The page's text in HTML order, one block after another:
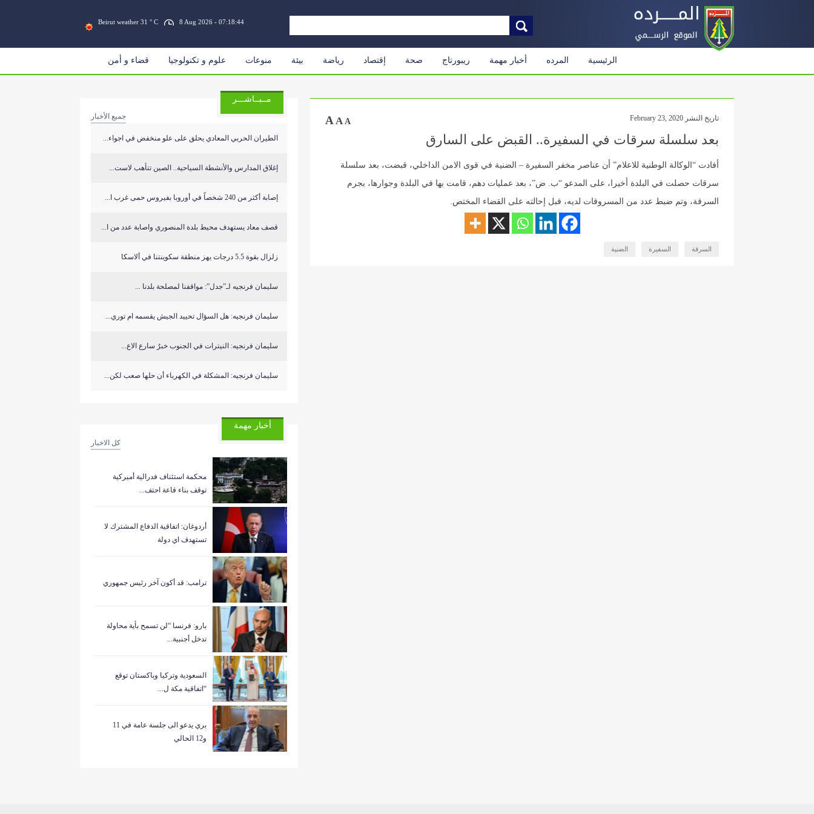
Beirut weather 31 ° C 8 Aug 2026 - 07:18:44
الرئيسية المرده أخبار مهمة ريبورتاج صحة إقتصاد رياضة بيئة منوعات علوم و تكنولوجيا قضاء و أمن
تاريخ النشر February 23, 2020 A A A
بعد سلسلة سرقات في السفيرة.. القبض على السارق
أفادت “الوكالة الوطنية للاعلام” أن عناصر مخفر السفيرة – الضنية في قوى الامن الداخلي، قبضت، بعد سلسلة
سرقات حصلت في البلدة أخيرا، على المدعو “ب. ض”، بعد عمليات دهم، قامت بها في البلدة وجوارها، بجرم
السرقة، وتم ضبط عدد من المسروقات لديه، قبل إحالته على القضاء المختص.
السرقة السفيرة الضنية
مــبــاشـــر
جميع الأخبار
الطيران الحربي المعادي يحلق على علو منخفض في اجواء...
إغلاق المدارس والأنشطة السياحية.. الصين تتأهب لاست...
إصابة أكثر من 240 شخصاً في أوروبا بفيروس حمى غرب ا...
قصف معاد يستهدف محيط بلدة المنصوري واصابة عدد من ا...
زلزال بقوة 5.5 درجات يهز منطقة سكوينتنا في ألاسكا
سليمان فرنجيه لـ”جدل”: مواقفنا لمصلحة بلدنا ...
سليمان فرنجيه: هل السؤال تحييد الجيش يقسمه ام توري...
سليمان فرنجيه: النيترات في الجنوب خبرٌ سارع الاع...
سليمان فرنجيه: المشكلة في الكهرباء أن حلها صعب لكن...
أخبار مهمة
كل الاخبار
‏محكمة استئناف فدرالية أميركية
توقف بناء قاعة احتف...
أردوغان: اتفاقية الدفاع المشترك لا
تستهدف اي دولة
ترامب: قد أكون آخر رئيس جمهوري
بارو: فرنسا “لن تسمح بأية محاولة
تدخل أجنبية...
السعودية وتركيا وباكستان توقع
“اتفاقية مكة ل...
بري يدعو الى جلسة عامة في 11
و12 الحالي